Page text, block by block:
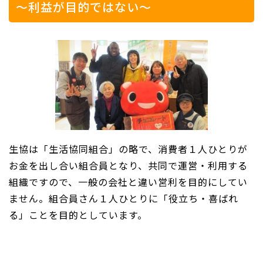
～利益が目的ではない～
生協は「生活協同組合」の略で、消費者１人ひとりが
お金を出し合い組合員となり、共同で運営・利用する
組織ですので、一般の会社と違い営利を目的にしてい
ません。組合員さん１人ひとりに「役立ち・喜ばれ
る」ことを目的としています。